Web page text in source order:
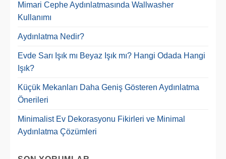
Mimari Cephe Aydınlatmasında Wallwasher
Kullanımı
Aydınlatma Nedir?
Evde Sarı Işık mı Beyaz Işık mı? Hangi Odada Hangi
Işık?
Küçük Mekanları Daha Geniş Gösteren Aydınlatma
Önerileri
Minimalist Ev Dekorasyonu Fikirleri ve Minimal
Aydınlatma Çözümleri